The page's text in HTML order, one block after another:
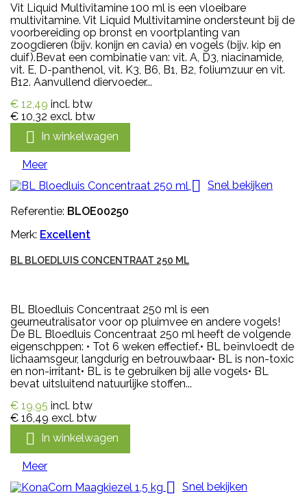
Vit Liquid Multivitamine 100 ml is een vloeibare
multivitamine. Vit Liquid Multivitamine ondersteunt bij de
voorbereiding op bronst en voortplanting van
zoogdieren (bijv. konijn en cavia) en vogels (bijv. kip en
duif).Bevat een combinatie van: vit. A, D3, niacinamide,
vit. E, D-panthenol, vit. K3, B6, B1, B2, foliumzuur en vit.
B12. Aanvullend diervoeder...
€ 12,49 incl. btw
€ 10,32 excl. btw
 In winkelwagen
Meer
 Snel bekijken
Referentie: BLOE00250
Merk: Excellent
BL BLOEDLUIS CONCENTRAAT 250 ML
BL Bloedluis Concentraat 250 ml is een
geurneutralisator voor op pluimvee en andere vogels!
De BL Bloedluis Concentraat 250 ml heeft de volgende
eigenschppen: • Tot 6 weken effectief.• BL beïnvloedt de
lichaamsgeur, langdurig en betrouwbaar• BL is non-toxic
en non-irritant• BL is te gebruiken bij alle vogels• BL
bevat uitsluitend natuurlijke stoffen...
€ 19,95 incl. btw
€ 16,49 excl. btw
 In winkelwagen
Meer
 Snel bekijken